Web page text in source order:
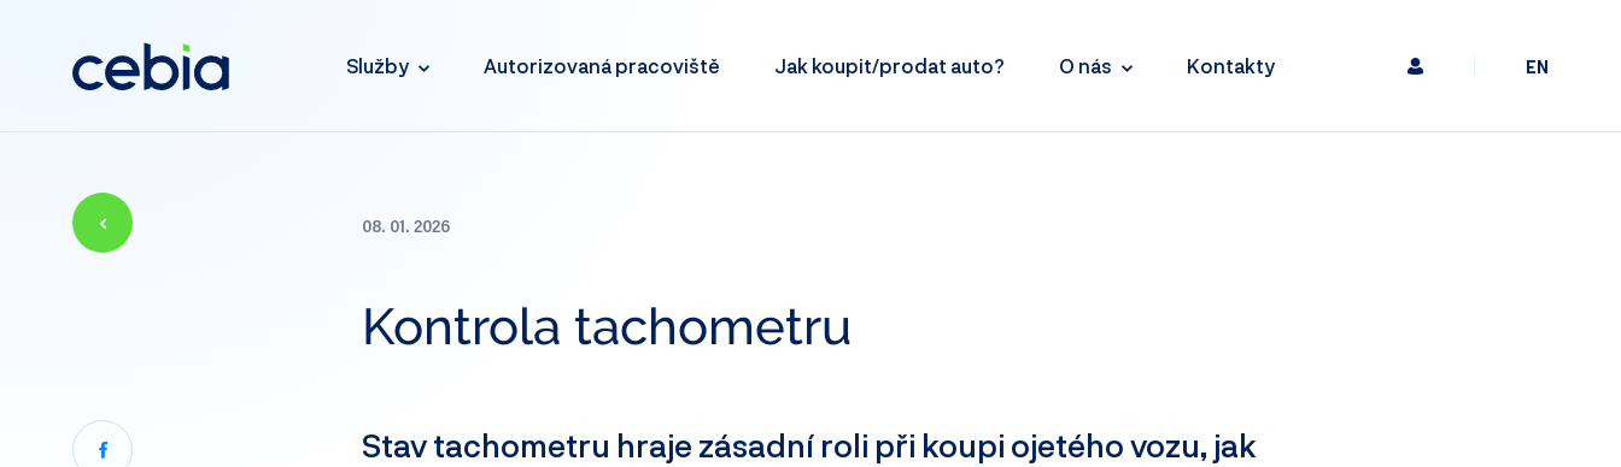
Služby Autorizovaná pracoviště Jak koupit/prodat auto? O nás Kontakty EN
Kontrola tachometru
08. 01. 2026
Stav tachometru hraje zásadní roli při koupi ojetého vozu, jak